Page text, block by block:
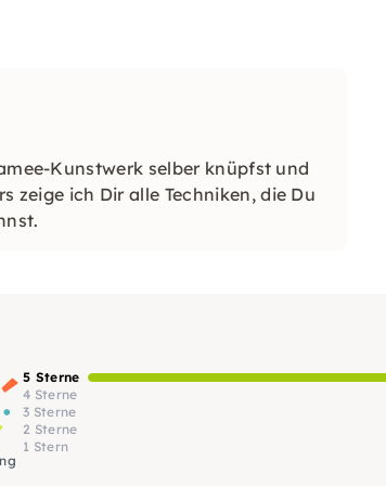
Kunstwerk selber knüpfst und
zeige ich Dir alle Techniken, die Du
5 Sterne
4 Sterne
3 Sterne
2 Sterne
1 Stern